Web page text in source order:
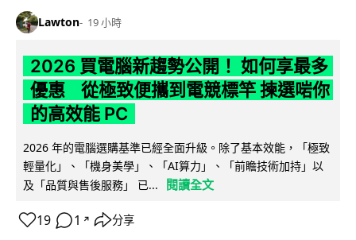
Lawton 19 小時
2026 買電腦新趨勢公開！ 如何享最多
優惠 從極致便攜到電競標竿 揀選啱你
的高效能 PC
2026 年的電腦選購基準已經全面升級。除了基本效能，「極致
輕量化」、「機身美學」、「AI算力」、「前瞻技術加持」以
及「品質與售後服務」 已...
閱讀全文
19 1 ↗ 分享